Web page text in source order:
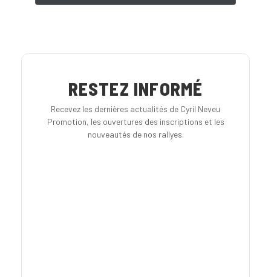
RESTEZ INFORMÉ
Recevez les dernières actualités de Cyril Neveu
Promotion, les ouvertures des inscriptions et les
nouveautés de nos rallyes.